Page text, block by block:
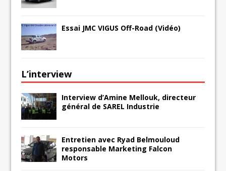
Essai JMC VIGUS Off-Road (Vidéo)
L’interview
Interview d’Amine Mellouk, directeur
général de SAREL Industrie
Entretien avec Ryad Belmouloud
responsable Marketing Falcon
Motors